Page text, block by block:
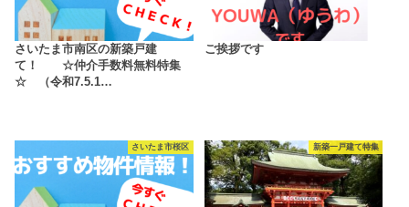
さいたま市南区の新築戸建
て！ ☆仲介手数料無料特集
☆ （令和7.5.1…
ご挨拶です
さいたま市桜区 新築一戸建て特集